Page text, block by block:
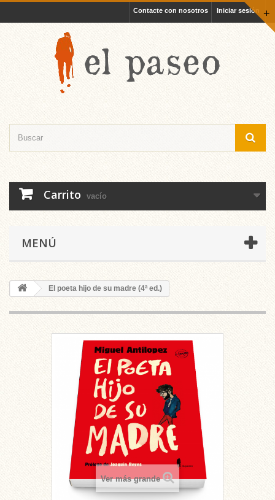
+
Iniciar sesión
Contacte con nosotros
Carrito vacío
MENÚ
El poeta hijo de su madre (4ª ed.)
Ver más grande